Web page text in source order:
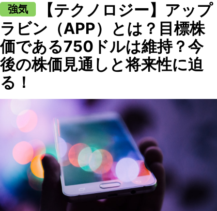
強気
【テクノロジー】アップ
ラビン（APP）とは？目標株
価である750ドルは維持？今
後の株価見通しと将来性に迫
る！